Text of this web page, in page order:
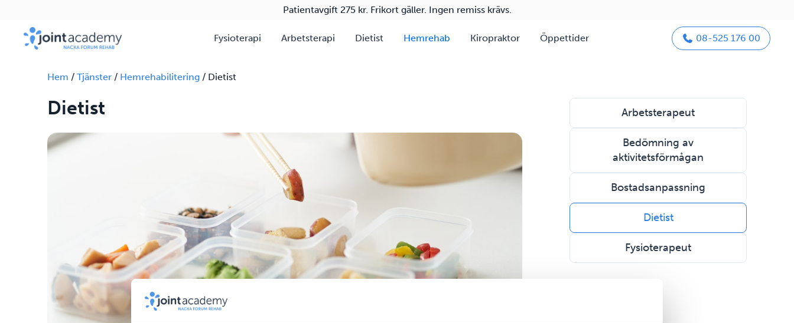
Patientavgift 275 kr. Frikort gäller. Ingen remiss krävs.
Fysioterapi Arbetsterapi Dietist Hemrehab Kiropraktor Öppettider 08-525 176 00
Hem / Tjänster / Hemrehabilitering / Dietist
Dietist Arbetsterapeut
Bedömning av
aktivitetsförmågan
Bostadsanpassning
Dietist
Fysioterapeut